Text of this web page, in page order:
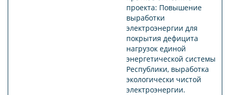
проекта: Повышение
выработки
электроэнергии для
покрытия дефицита
нагрузок единой
энергетической системы
Республики, выработка
экологически чистой
электроэнергии.